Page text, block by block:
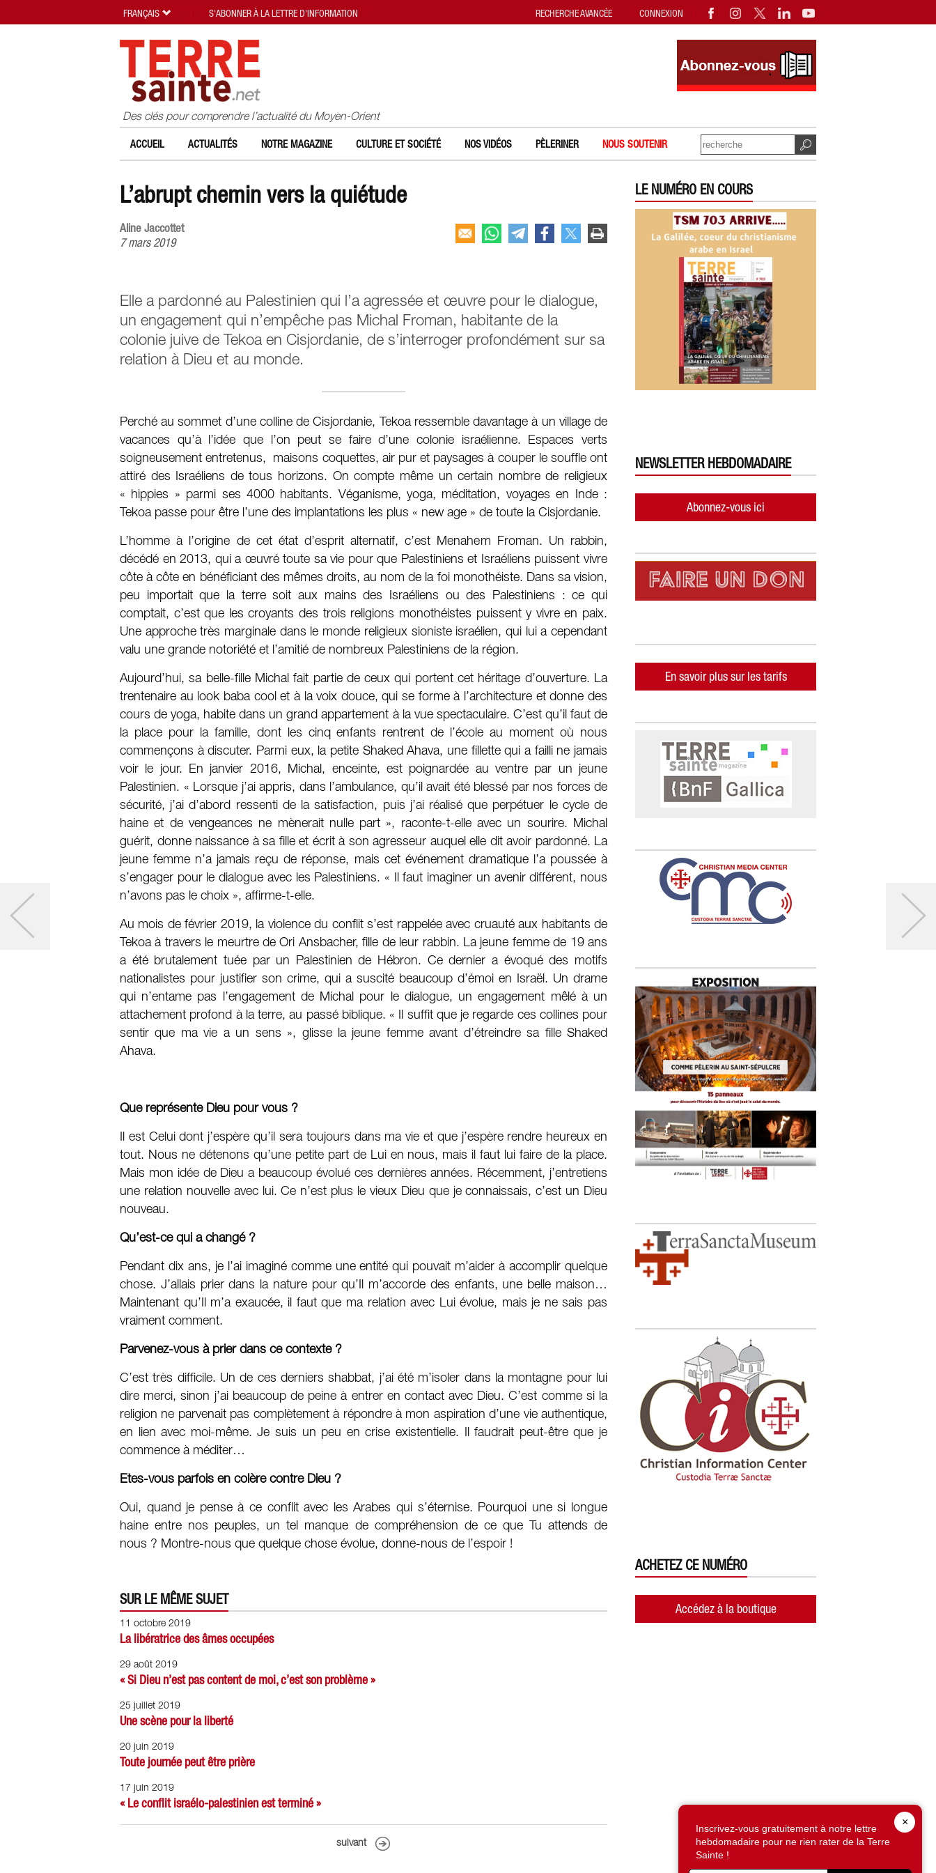
Des clés pour comprendre l’actualité du Moyen-Orient
ACCUEIL ACTUALITÉS NOTRE MAGAZINE CULTURE ET SOCIÉTÉ NOS VIDÉOS PÈLERINER NOUS SOUTENIR
L’abrupt chemin vers la quiétude
Aline Jaccottet
7 mars 2019
Elle a pardonné au Palestinien qui l’a agressée et œuvre pour le dialogue,
un engagement qui n’empêche pas Michal Froman, habitante de la
colonie juive de Tekoa en Cisjordanie, de s’interroger profondément sur sa
relation à Dieu et au monde.
Perché au sommet d’une colline de Cisjordanie, Tekoa ressemble davantage à un village de
vacances qu’à l’idée que l’on peut se faire d’une colonie israélienne. Espaces verts
soigneusement entretenus, maisons coquettes, air pur et paysages à couper le souffle ont
attiré des Israéliens de tous horizons. On compte même un certain nombre de religieux
« hippies » parmi ses 4000 habitants. Véganisme, yoga, méditation, voyages en Inde :
Tekoa passe pour être l’une des implantations les plus « new age » de toute la Cisjordanie.
L’homme à l’origine de cet état d’esprit alternatif, c’est Menahem Froman. Un rabbin,
décédé en 2013, qui a œuvré toute sa vie pour que Palestiniens et Israéliens puissent vivre
côte à côte en bénéficiant des mêmes droits, au nom de la foi monothéiste. Dans sa vision,
peu importait que la terre soit aux mains des Israéliens ou des Palestiniens : ce qui
comptait, c’est que les croyants des trois religions monothéistes puissent y vivre en paix.
Une approche très marginale dans le monde religieux sioniste israélien, qui lui a cependant
valu une grande notoriété et l’amitié de nombreux Palestiniens de la région.
Aujourd’hui, sa belle-fille Michal fait partie de ceux qui portent cet héritage d’ouverture. La
trentenaire au look baba cool et à la voix douce, qui se forme à l’architecture et donne des
cours de yoga, habite dans un grand appartement à la vue spectaculaire. C’est qu’il faut de
la place pour la famille, dont les cinq enfants rentrent de l’école au moment où nous
commençons à discuter. Parmi eux, la petite Shaked Ahava, une fillette qui a failli ne jamais
voir le jour. En janvier 2016, Michal, enceinte, est poignardée au ventre par un jeune
Palestinien. « Lorsque j’ai appris, dans l’ambulance, qu’il avait été blessé par nos forces de
sécurité, j’ai d’abord ressenti de la satisfaction, puis j’ai réalisé que perpétuer le cycle de
haine et de vengeances ne mènerait nulle part », raconte-t-elle avec un sourire. Michal
guérit, donne naissance à sa fille et écrit à son agresseur auquel elle dit avoir pardonné. La
jeune femme n’a jamais reçu de réponse, mais cet événement dramatique l’a poussée à
s’engager pour le dialogue avec les Palestiniens. « Il faut imaginer un avenir différent, nous
n’avons pas le choix », affirme-t-elle.
Au mois de février 2019, la violence du conflit s’est rappelée avec cruauté aux habitants de
Tekoa à travers le meurtre de Ori Ansbacher, fille de leur rabbin. La jeune femme de 19 ans
a été brutalement tuée par un Palestinien de Hébron. Ce dernier a évoqué des motifs
nationalistes pour justifier son crime, qui a suscité beaucoup d’émoi en Israël. Un drame
qui n’entame pas l’engagement de Michal pour le dialogue, un engagement mêlé à un
attachement profond à la terre, au passé biblique. « Il suffit que je regarde ces collines pour
sentir que ma vie a un sens », glisse la jeune femme avant d’étreindre sa fille Shaked
Ahava.
Que représente Dieu pour vous ?
Il est Celui dont j’espère qu’il sera toujours dans ma vie et que j’espère rendre heureux en
tout. Nous ne détenons qu’une petite part de Lui en nous, mais il faut lui faire de la place.
Mais mon idée de Dieu a beaucoup évolué ces dernières années. Récemment, j’entretiens
une relation nouvelle avec lui. Ce n’est plus le vieux Dieu que je connaissais, c’est un Dieu
nouveau.
Qu’est-ce qui a changé ?
Pendant dix ans, je l’ai imaginé comme une entité qui pouvait m’aider à accomplir quelque
chose. J’allais prier dans la nature pour qu’Il m’accorde des enfants, une belle maison…
Maintenant qu’Il m’a exaucée, il faut que ma relation avec Lui évolue, mais je ne sais pas
vraiment comment.
Parvenez-vous à prier dans ce contexte ?
C’est très difficile. Un de ces derniers shabbat, j’ai été m’isoler dans la montagne pour lui
dire merci, sinon j’ai beaucoup de peine à entrer en contact avec Dieu. C’est comme si la
religion ne parvenait pas complètement à répondre à mon aspiration d’une vie authentique,
en lien avec moi-même. Je suis un peu en crise existentielle. Il faudrait peut-être que je
commence à méditer…
Etes-vous parfois en colère contre Dieu ?
Oui, quand je pense à ce conflit avec les Arabes qui s’éternise. Pourquoi une si longue
haine entre nos peuples, un tel manque de compréhension de ce que Tu attends de
nous ? Montre-nous que quelque chose évolue, donne-nous de l’espoir !
SUR LE MÊME SUJET
11 octobre 2019
La libératrice des âmes occupées
29 août 2019
« Si Dieu n’est pas content de moi, c’est son problème »
25 juillet 2019
Une scène pour la liberté
20 juin 2019
Toute journée peut être prière
17 juin 2019
« Le conflit israélo-palestinien est terminé »
suivant
LE NUMÉRO EN COURS
NEWSLETTER HEBDOMADAIRE
Abonnez-vous ici
En savoir plus sur les tarifs
ACHETEZ CE NUMÉRO
Accédez à la boutique
×
Inscrivez-vous gratuitement à notre lettre
hebdomadaire pour ne rien rater de la Terre
Sainte !
RECHERCHE AVANCÉE CONNEXION
FRANÇAIS S'ABONNER À LA LETTRE D'INFORMATION